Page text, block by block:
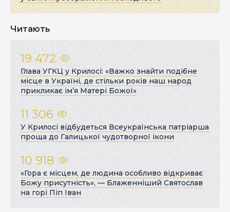
Читають
19 472
Глава УГКЦ у Крилосі: «Важко знайти подібне
місце в Україні, де стільки років наш народ
прикликає ім’я Матері Божої»
11 306
У Крилосі відбудеться Всеукраїнська патріарша
проща до Галицької чудотворної ікони
10 918
«Гора є місцем, де людина особливо відкриває
Божу присутність», — Блаженніший Святослав
на горі Піп Іван